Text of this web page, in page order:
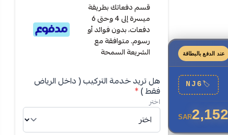
يوفر هذا المكيف
الصيف
استهلاك
عند الدفع بالبطاقة
🏷
NJ6
SAR
قسم دفعاتك بطريقة
ميسرة إلى 4 وحتى 6
دفعات، بدون فوائد أو
رسوم. متوافقة مع
الشريعة السمحة
هل تريد خدمة التركيب ( داخل الرياض
فقط )*
اختر